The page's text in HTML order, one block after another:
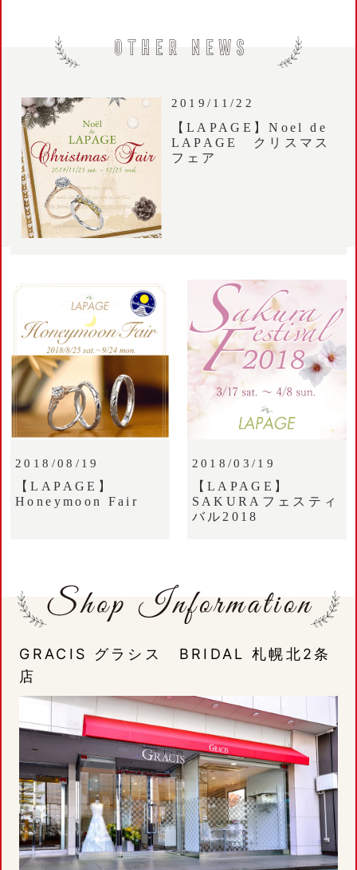
2019/11/22
【LAPAGE】Noel de
LAPAGE クリスマス
フェア
2018/08/19
【LAPAGE】
Honeymoon Fair
2018/03/19
【LAPAGE】
SAKURAフェスティ
バル2018
GRACIS グラシス BRIDAL 札幌北2条
店